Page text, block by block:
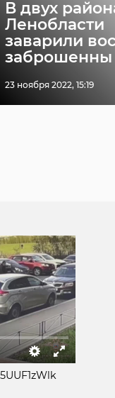
В двух
Ленобласти
заварили
заброшенны
23 ноября 2022, 15:19